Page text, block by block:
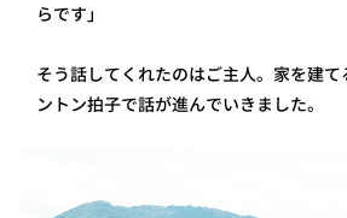
らです」
そう話してくれたのはご主人。家を建て
ントン拍子で話が進んでいきました。